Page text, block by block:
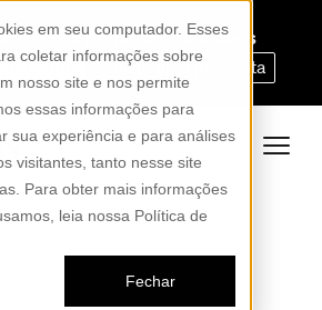
em seu computador. Esses
coletar informações sobre
nosso site e nos permite
essas informações para
sua experiência e para análises
visitantes, tanto nesse site
Para obter mais informações
leia nossa Política de
Fechar
em apenas 22 dias úteis
Solicite uma proposta